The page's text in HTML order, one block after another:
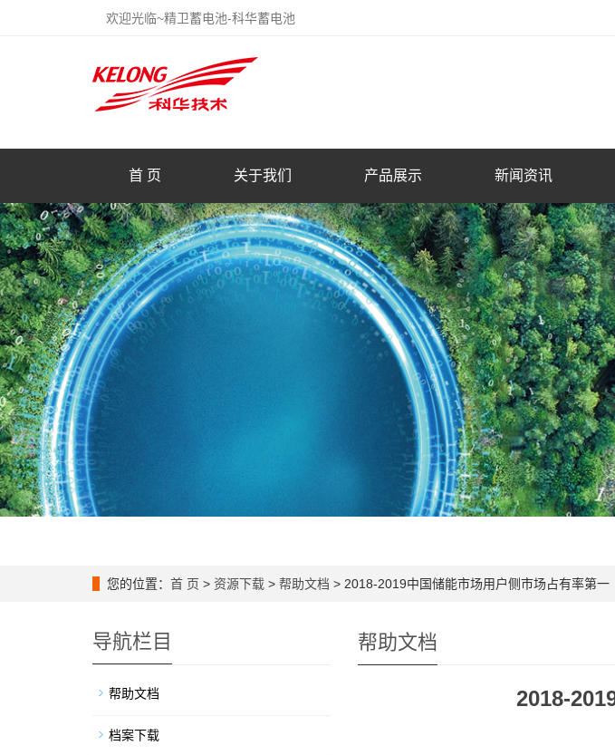
欢迎光临~精卫蓄电池-科华蓄电池
首 页 关于我们 产品展示 新闻资讯
您的位置： 首 页 > 资源下载 > 帮助文档 > 2018-2019中国储能市场用户侧市场占有率第一
帮助文档
2018-
导航栏目
帮助文档
档案下载